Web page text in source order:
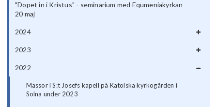
"Dopet in i Kristus" - seminarium med Equmeniakyrkan
20 maj
2024
2023
2022
Mässor i S:t Josefs kapell på Katolska kyrkogården i
Solna under 2023